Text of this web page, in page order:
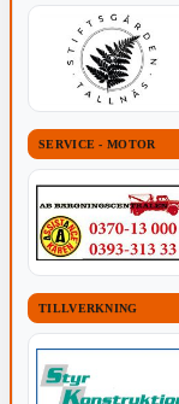
SERVICE - MOTOR
TILLVERKNING